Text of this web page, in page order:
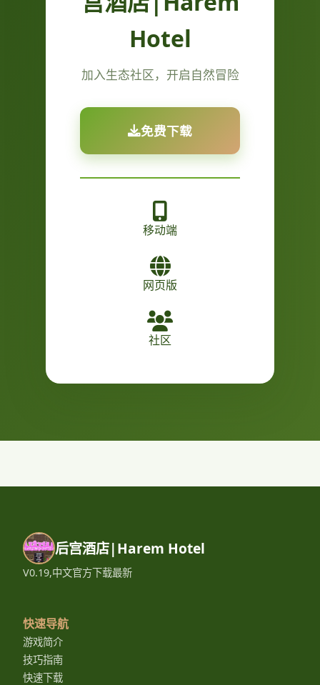
Hotel
加入生态社区，开启自然冒险
免费下载
移动端
网页版
社区
后宫酒店|Harem Hotel
V0.19,中文官方下载最新
快速导航
游戏简介
技巧指南
快速下载